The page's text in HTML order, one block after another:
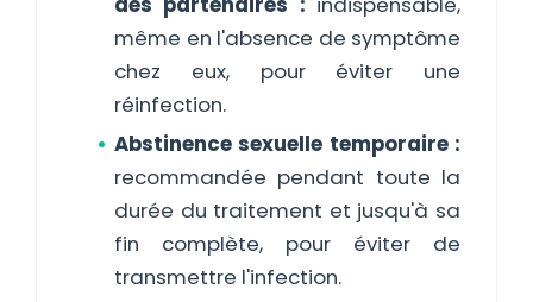
même en l'absence de symptôme
chez eux, pour éviter une
réinfection.
Abstinence sexuelle temporaire :
recommandée pendant toute la
durée du traitement et jusqu'à sa
fin complète, pour éviter de
transmettre l'infection.